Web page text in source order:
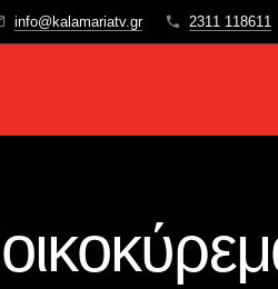
info@kalamariatv.gr 2311 118611